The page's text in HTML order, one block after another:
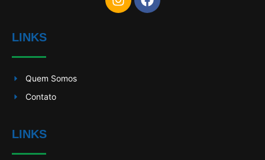
LINKS
Quem Somos
Contato
LINKS